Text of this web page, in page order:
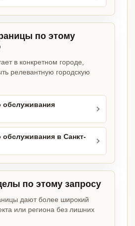
по этому
в конкретном городе,
релевантную городскую
обслуживания
обслуживания в Санкт-
по этому запросу
дают более широкий
или региона без лишних